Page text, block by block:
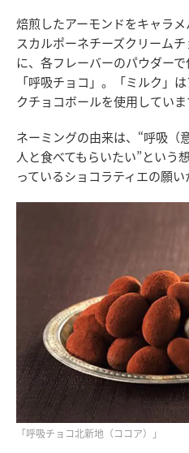
焙煎したアーモンドをキャラ
スカルポーネチーズクリーム
に、各フレーバーのパウダー
「呼吸チョコ」。「ミルク」
クチョコボールを使用していま
ネーミングの由来は、“呼吸（
人と食べてもらいたい”という
っているショコラティエの願い
「呼吸チョコ北新地（ココア）」